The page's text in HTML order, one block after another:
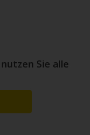
Sie alle